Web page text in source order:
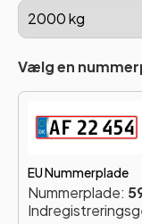
Vælg en
EU Nummerplade
Nummerplade: